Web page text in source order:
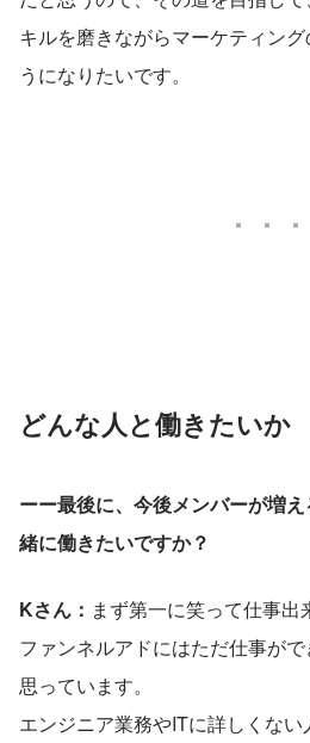
キルを磨きながらマーケティン
うになりたいです。
どんな人と働きたいか
ーー最後に、今後メンバーが増
緒に働きたいですか？
Kさん： まず第一に笑って仕事出
ファンネルアドにはただ仕事が
思っています。
エンジニア業務やITに詳しくな